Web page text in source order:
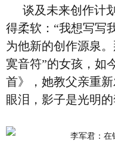
谈及未来创作计
得柔软：“我想写
为他新的创作源泉
寞音符”的女孩，如
首》，她教父亲重
眼泪，影子是光明